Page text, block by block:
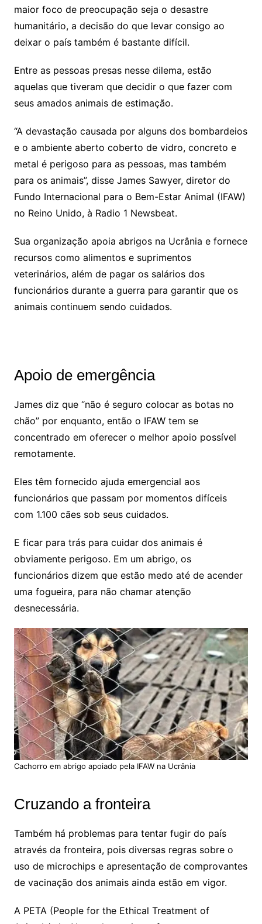
maior foco de preocupação seja o desastre
humanitário, a decisão do que levar consigo ao
deixar o país também é bastante difícil.
Entre as pessoas presas nesse dilema, estão
aquelas que tiveram que decidir o que fazer com
seus amados animais de estimação.
“A devastação causada por alguns dos bombardeios
e o ambiente aberto coberto de vidro, concreto e
metal é perigoso para as pessoas, mas também
para os animais”, disse James Sawyer, diretor do
Fundo Internacional para o Bem-Estar Animal (IFAW)
no Reino Unido, à Radio 1 Newsbeat.
Sua organização apoia abrigos na Ucrânia e fornece
recursos como alimentos e suprimentos
veterinários, além de pagar os salários dos
funcionários durante a guerra para garantir que os
animais continuem sendo cuidados.
Apoio de emergência
James diz que “não é seguro colocar as botas no
chão” por enquanto, então o IFAW tem se
concentrado em oferecer o melhor apoio possível
remotamente.
Eles têm fornecido ajuda emergencial aos
funcionários que passam por momentos difíceis
com 1.100 cães sob seus cuidados.
E ficar para trás para cuidar dos animais é
obviamente perigoso. Em um abrigo, os
funcionários dizem que estão medo até de acender
uma fogueira, para não chamar atenção
desnecessária.
Cachorro em abrigo apoiado pela IFAW na Ucrânia
Cruzando a fronteira
Também há problemas para tentar fugir do país
através da fronteira, pois diversas regras sobre o
uso de microchips e apresentação de comprovantes
de vacinação dos animais ainda estão em vigor.
A PETA (People for the Ethical Treatment of